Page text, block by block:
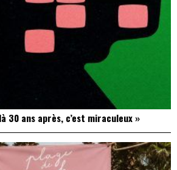
30 ans après, c’est miraculeux »